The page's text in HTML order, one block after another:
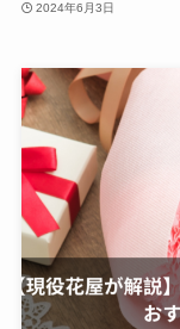
2024年6月3日